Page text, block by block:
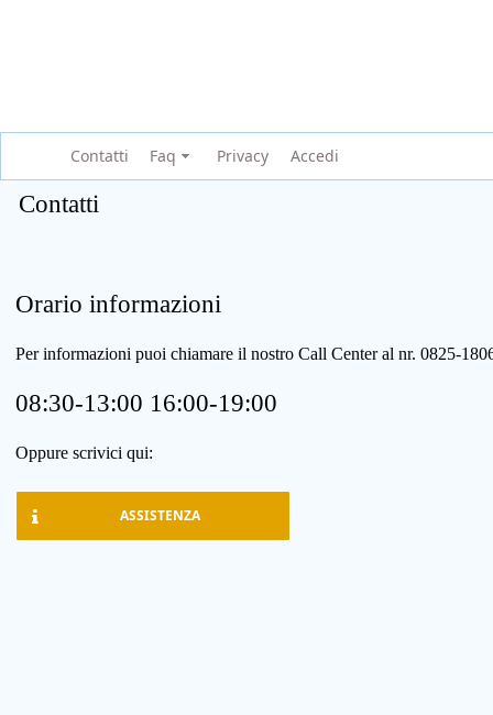
Contatti Faq Privacy Accedi
Contatti
Orario informazioni
Per informazioni puoi chiamare il nostro Call Center al nr. 0825-
08:30-13:00 16:00-19:00
Oppure scrivici qui:
ASSISTENZA